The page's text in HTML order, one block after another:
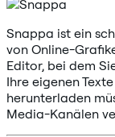
Snappa ist ein
von Online-
Editor, bei dem
Ihre eigenen
herunterladen
Media-Kanälen